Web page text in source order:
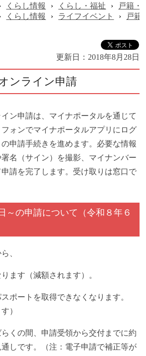
くらし情報 › くらし・福祉 ›
戸籍・
くらし情報 › ライフイベント › 戸籍
更新日： 2018年8月28日
ンライン申請
ン申請は、マイナポータルを通じて
ォンでマイナポータルアプリにログ
申請手続きを進めます。必要な情報
名（サイン）を撮影、マイナンバー
請を完了します。受け取りは窓口で
～の申請について（令和８年６
、
ます（減額されます）。
ポートを取得できなくなります。
）
らくの間、申請受領から交付までに約
しです。（注：電子申請で補正等が